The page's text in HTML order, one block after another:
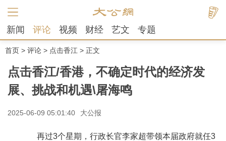
新闻 评论 视频 财经 艺文 专题
首页 > 评论 > 点击香江 > 正文
点击香江/香港，不确定时代的经济发
展、挑战和机遇\屠海鸣
2025-06-09 05:01:40 大公报
再过3个星期，行政长官李家超带领本届政府就任3